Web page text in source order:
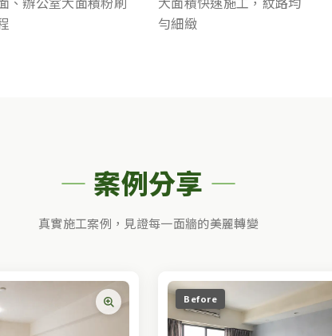
勻細緻
案例分享
真實施工案例，見證每一面牆的美麗轉變
Before